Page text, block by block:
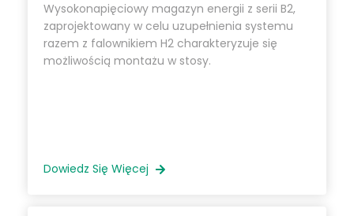
Wysokonapięciowy magazyn energii z serii B2,
zaprojektowany w celu uzupełnienia systemu
razem z falownikiem H2 charakteryzuje się
możliwością montażu w stosy.
Dowiedz Się Więcej